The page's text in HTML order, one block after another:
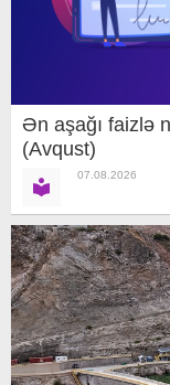
Ən aşağı faizlə
(Avqust)
07.08.2026